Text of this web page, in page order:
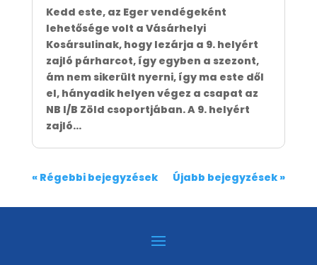
Kedd este, az Eger vendégeként
lehetősége volt a Vásárhelyi
Kosársulinak, hogy lezárja a 9. helyért
zajló párharcot, így egyben a szezont,
ám nem sikerült nyerni, így ma este dől
el, hányadik helyen végez a csapat az
NB I/B Zöld csoportjában. A 9. helyért
zajló...
« Régebbi bejegyzések Újabb bejegyzések »